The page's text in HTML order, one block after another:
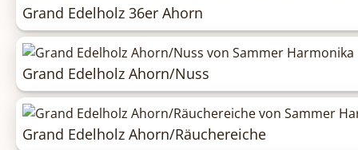
Grand Edelholz 36er Ahorn
Grand Edelholz Ahorn/Nuss
Grand Edelholz Ahorn/Räuchereiche